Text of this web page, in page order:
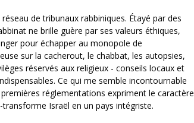
de tribunaux rabbiniques. Étayé par des
ne brille guère par ses valeurs éthiques,
pour échapper au monopole de
sur la cacherout, le chabbat, les autopsies,
réservés aux religieux - conseils locaux et
Ce qui me semble incontournable
premières réglementations expriment le caractère
Israël en un pays intégriste.